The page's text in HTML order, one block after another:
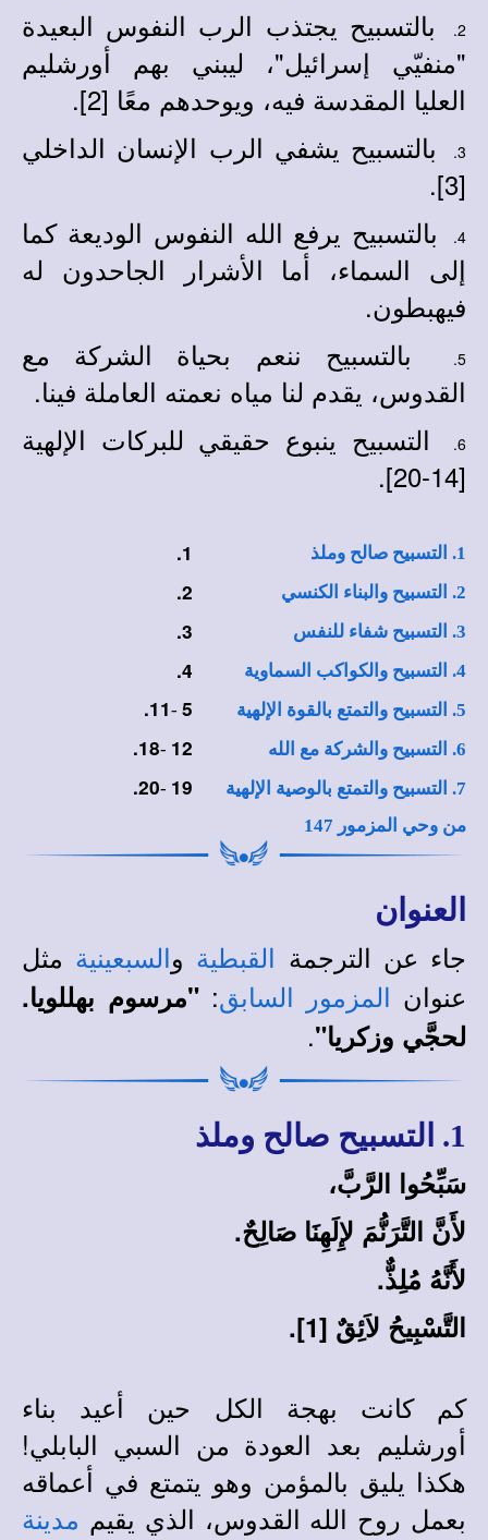
2.
بالتسبيح يجتذب الرب النفوس البعيدة
"منفيّي إسرائيل"، ليبني بهم أورشليم
العليا المقدسة فيه، ويوحدهم معًا [2].
3.
بالتسبيح يشفي الرب الإنسان الداخلي
[3].
4.
بالتسبيح يرفع الله النفوس الوديعة كما
إلى السماء، أما الأشرار الجاحدون له
فيهبطون.
5.
بالتسبيح ننعم بحياة الشركة مع
القدوس، يقدم لنا مياه نعمته العاملة فينا.
6.
التسبيح ينبوع حقيقي للبركات الإلهية
[14-20].
1. التسبيح صالح وملذ 1.
2. التسبيح والبناء الكنسي 2.
3. التسبيح شفاء للنفس 3.
4. التسبيح والكواكب السماوية 4.
5. التسبيح والتمتع بالقوة الإلهية 5
-
11.
6. التسبيح والشركة مع الله 12
-
18.
7. التسبيح والتمتع بالوصية الإلهية 19
-
20.
من وحي المزمور 147
العنوان
جاء عن الترجمة القبطية و السبعينية مثل
عنوان
المزمور السابق:"مرسوم بهللويا.
لحجَّي وزكريا".
1. التسبيح صالح وملذ
سَبِّحُوا الرَّبَّ،
لأَنَّ التَّرَنُّمَ لإِلَهِنَا صَالِحٌ.
لأَنَّهُ مُلِذٌّ.
التَّسْبِيحُ لاَئِقٌ [1].
كم كانت بهجة الكل حين أعيد بناء
أورشليم بعد العودة من السبي البابلي!
هكذا يليق بالمؤمن وهو يتمتع في أعماقه
بعمل روح الله القدوس، الذي يقيم مدينة